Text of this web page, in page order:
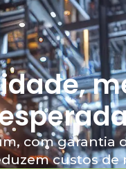
com garantia
custos